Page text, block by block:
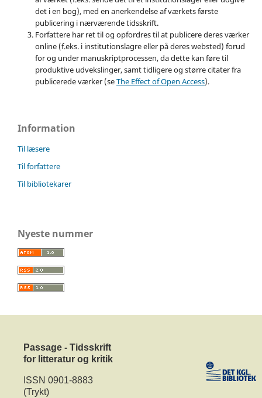
det i en bog), med en anerkendelse af værkets første
publicering i nærværende tidsskrift.
Forfattere har ret til og opfordres til at publicere deres værker
online (f.eks. i institutionslagre eller på deres websted) forud
for og under manuskriptprocessen, da dette kan føre til
produktive udvekslinger, samt tidligere og større citater fra
publicerede værker (seThe Effect of Open Access).
Information
Til læsere
Til forfattere
Til bibliotekarer
Nyeste nummer
Passage - Tidsskrift
for litteratur og kritik
ISSN 0901-8883
(Trykt)